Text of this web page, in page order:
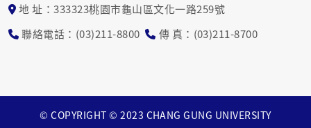
地 址：333323桃園市龜山區文化一路259號
聯絡電話：(03)211-8800
傳 真：(03)211-8700
© COPYRIGHT © 2023 CHANG GUNG UNIVERSITY